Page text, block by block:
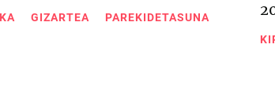
GIZARTEA PAREKIDETASUNA